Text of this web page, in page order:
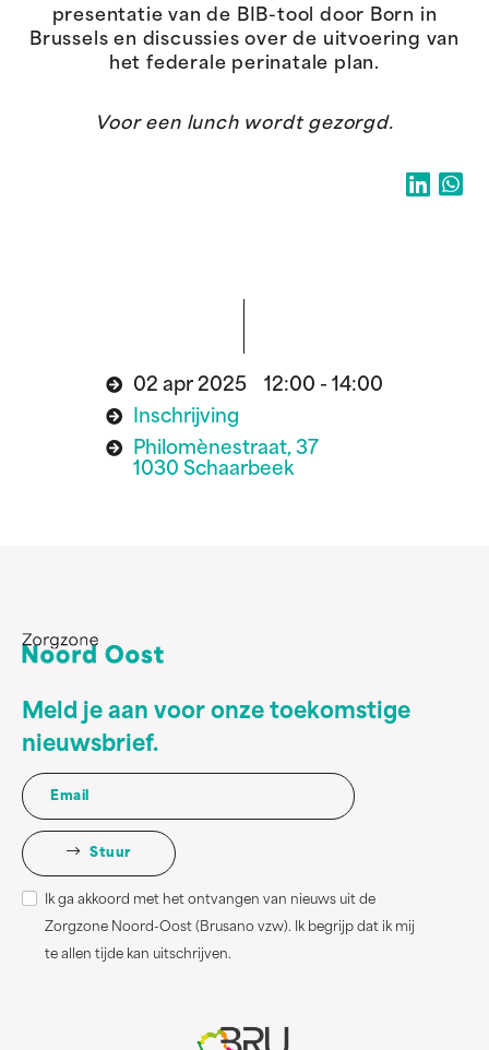
presentatie van de BIB-tool door Born in
Brussels en discussies over de uitvoering van
het federale perinatale plan.
Voor een lunch wordt gezorgd.
02 apr 2025 12:00 - 14:00
Inschrijving
Philomènestraat, 37
1030 Schaarbeek
Meld je aan voor onze toekomstige
nieuwsbrief.
Stuur
Ik ga akkoord met het ontvangen van nieuws uit de
Zorgzone Noord-Oost (Brusano vzw). Ik begrijp dat ik mij
te allen tijde kan uitschrijven.